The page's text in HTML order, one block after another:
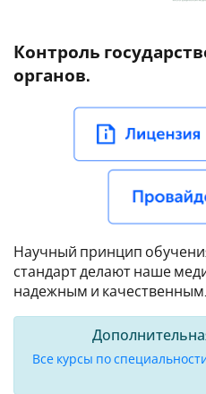
Контроль
органов.
Научный принцип
стандарт делают наше
надежным и качественным.
Все курсы по